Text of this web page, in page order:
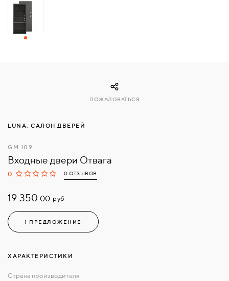
LUNA, САЛОН ДВЕРЕЙ
GM 109
Входные двери Отвага
0 0 ОТЗЫВОВ
19 350.00 руб
1 ПРЕДЛОЖЕНИЕ
ПОЖАЛОВАТЬСЯ
ХАРАКТЕРИСТИКИ